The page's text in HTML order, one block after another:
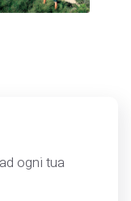
ogni tua